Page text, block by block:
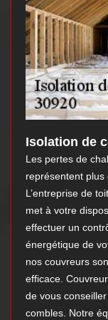
Isolation de
Les pertes de
représentent plus
L’entreprise de
met à votre
effectuer un
énergétique de
nos couvreurs
efficace.
de vous
combles. Notre